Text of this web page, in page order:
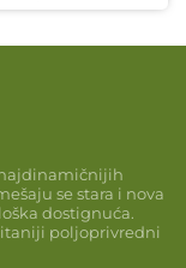
se stara i nova
dostignuća.
poljoprivredni